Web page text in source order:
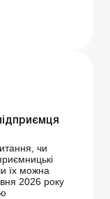
чи
їх можна
2026 року